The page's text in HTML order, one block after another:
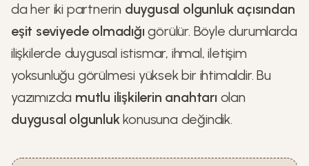
da her iki partnerin duygusal olgunluk açısından
eşit seviyede olmadığıgörülür. Böyle durumlarda
ilişkilerde duygusal istismar, ihmal, iletişim
yoksunluğu görülmesi yüksek bir ihtimaldir. Bu
yazımızda mutlu ilişkilerin anahtarı olan
duygusal olgunlukkonusuna değindik.